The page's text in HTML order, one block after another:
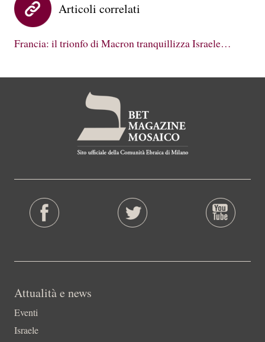
Articoli correlati
Francia: il trionfo di Macron tranquillizza Israele…
Attualità e news
Eventi
Israele